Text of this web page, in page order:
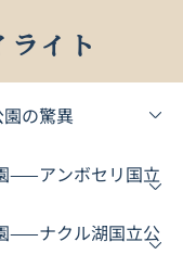
ライト
の驚異
——アンボセリ国立
——ナクル湖国立公